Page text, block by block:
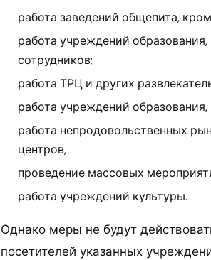
работа заведений общепита,
работа учреждений
сотрудников;
работа ТРЦ и других
работа учреждений
работа непродовольственных
центров,
проведение массовых
работа учреждений культуры.
Однако меры не будут
посетителей указанных